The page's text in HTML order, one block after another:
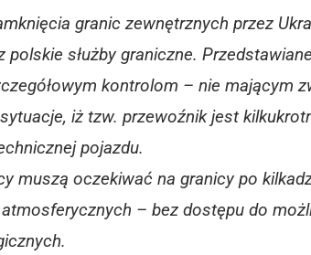
granic zewnętrznych przez
służby graniczne.
kontrolom – nie mającym
iż tzw. przewoźnik jest
pojazdu.
muszą oczekiwać na granicy po
– bez dostępu do